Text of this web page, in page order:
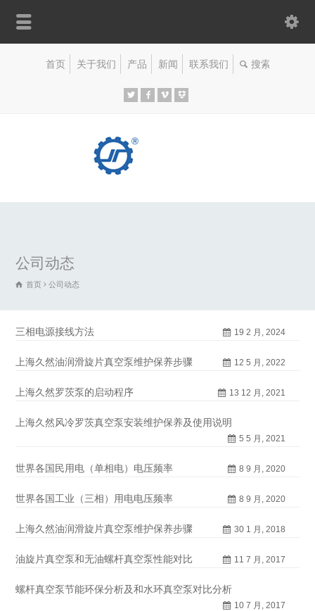
首页 关于我们 产品 新闻 联系我们
公司动态
首页 公司动态
三相电源接线方法 19 2 月, 2024
上海久然油润滑旋片真空泵维护保养步骤 12 5 月, 2022
上海久然罗茨泵的启动程序 13 12 月, 2021
上海久然风冷罗茨真空泵安装维护保养及使用说明
5 5 月, 2021
世界各国民用电（单相电）电压频率 8 9 月, 2020
世界各国工业（三相）用电电压频率 8 9 月, 2020
上海久然油润滑旋片真空泵维护保养步骤 30 1 月, 2018
油旋片真空泵和无油螺杆真空泵性能对比 11 7 月, 2017
螺杆真空泵节能环保分析及和水环真空泵对比分析
10 7 月, 2017